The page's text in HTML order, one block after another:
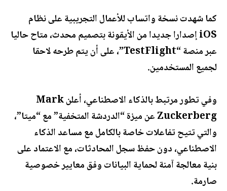
كما شهدت نسخة واتساب للأعمال التجريبية على نظام
iOS إصدارا جديدا من الأيقونة بتصميم محدث، متاح حاليا
عبر منصة “TestFlight”، على أن يتم طرحه لاحقا
لجميع المستخدمين.
وفي تطور مرتبط بالذكاء الاصطناعي، أعلن Mark
Zuckerberg عن ميزة “الدردشة المتخفية” مع “ميتا”،
والتي تتيح تفاعلات خاصة بالكامل مع مساعد الذكاء
الاصطناعي، دون حفظ سجل المحادثات، مع الاعتماد على
بنية معالجة آمنة لحماية البيانات وفق معايير خصوصية
صارمة.